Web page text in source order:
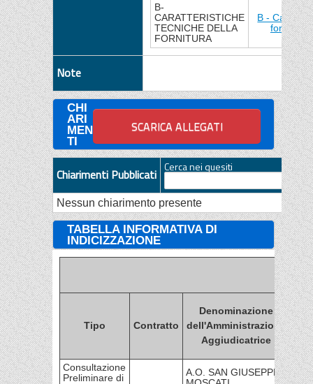
B-
CARATTERISTICHE
TECNICHE DELLA
FORNITURA
B -
Note
CHI
ARI
MEN
TI
Chiarimenti Pubblicati Cerca nei quesiti
Nessun chiarimento presente
TABELLA INFORMATIVA DI
INDICIZZAZIONE
Tipo Contratto
Denominazione
dell'Amministrazione
Aggiudicatrice
Consultazione
Preliminare di
A.O. SAN GIUSEPPE